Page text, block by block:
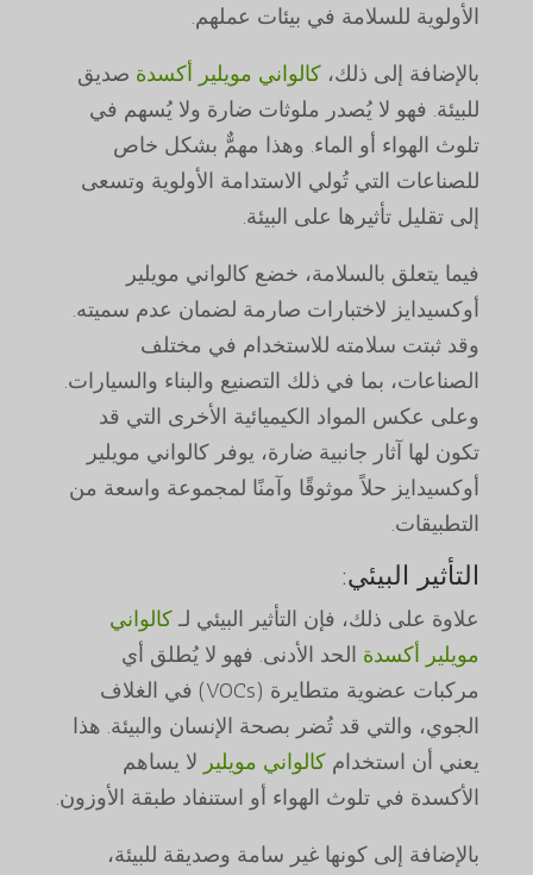
الأولوية للسلامة في بيئات عملهم.
بالإضافة إلى ذلك، كالواني مويلير أكسدة صديق
للبيئة. فهو لا يُصدر ملوثات ضارة ولا يُسهم في
تلوث الهواء أو الماء. وهذا مهمٌّ بشكل خاص
للصناعات التي تُولي الاستدامة الأولوية وتسعى
إلى تقليل تأثيرها على البيئة.
فيما يتعلق بالسلامة، خضع كالواني مويلير
أوكسيدايز لاختبارات صارمة لضمان عدم سميته.
وقد ثبتت سلامته للاستخدام في مختلف
الصناعات، بما في ذلك التصنيع والبناء والسيارات.
وعلى عكس المواد الكيميائية الأخرى التي قد
تكون لها آثار جانبية ضارة، يوفر كالواني مويلير
أوكسيدايز حلاً موثوقًا وآمنًا لمجموعة واسعة من
التطبيقات.
التأثير البيئي:
علاوة على ذلك، فإن التأثير البيئي لـ كالواني
مويلير أكسدة الحد الأدنى. فهو لا يُطلق أي
مركبات عضوية متطايرة (VOCs) في الغلاف
الجوي، والتي قد تُضر بصحة الإنسان والبيئة. هذا
يعني أن استخدام كالواني مويلير لا يساهم
الأكسدة في تلوث الهواء أو استنفاد طبقة الأوزون.
بالإضافة إلى كونها غير سامة وصديقة للبيئة،